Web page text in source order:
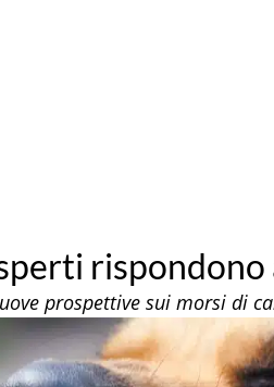
prospettive sui morsi di